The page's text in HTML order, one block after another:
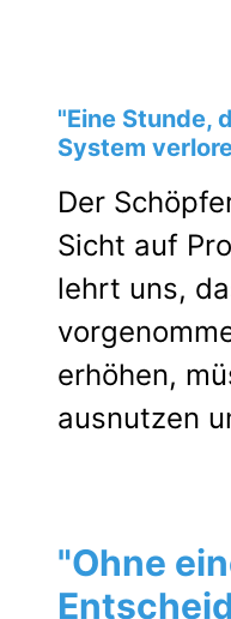
"Eine Stunde,
System
Der
Sicht auf
lehrt uns,
erhöhen,
ausnutzen
"Ohne